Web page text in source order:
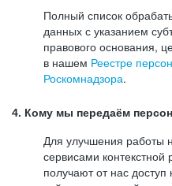
Полный список
данных с указанием
правового основания,
в нашем Реестре
Роскомнадзора.
4. Кому мы передаём
Для улучшения работы
сервисами
получают от нас